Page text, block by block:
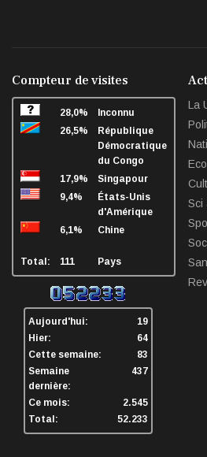
Compteur de visites
28,0%
Inconnu
26,5%
République
Démocratique
du Congo
17,9%
Singapour
9,4%
États-Unis
d'Amérique
6,1%
Chine
Total: 111 Pays
Aujourd'hui:
19
Hier:
64
Cette semaine:
83
Semaine
dernière:
437
Ce mois:
2.545
Total:
52.233
La
Sci